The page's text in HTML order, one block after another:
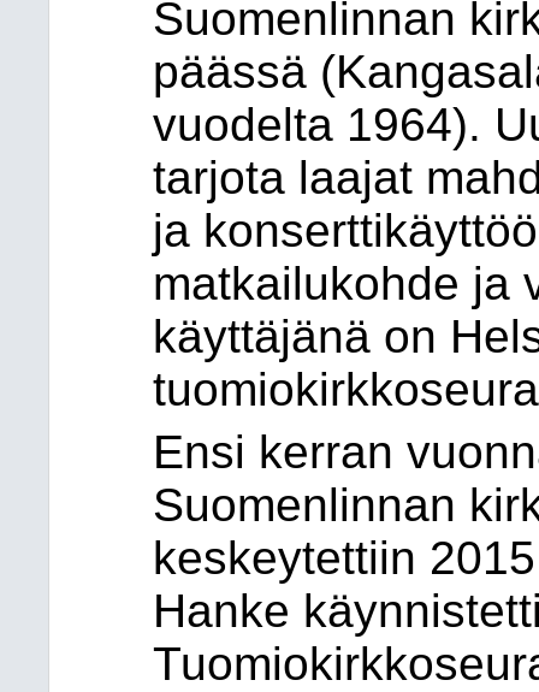
Suomenlinnan
päässä
vuodelta 1964).
tarjota laajat
ja
matkailukohde ja
käyttäjänä on
Ensi kerran
Suomenlinnan
keskeytettiin
Hanke